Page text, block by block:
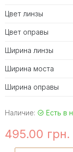
Цвет линзы
Цвет оправы
Ширина линзы
Ширина моста
Ширина оправы
Наличие: Есть в
495.00 грн.